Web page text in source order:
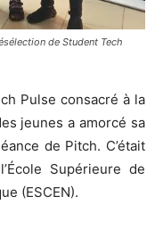
de Student Tech
Pulse consacré à la
jeunes a amorcé sa
de Pitch. C’était
Supérieure de
(ESCEN).